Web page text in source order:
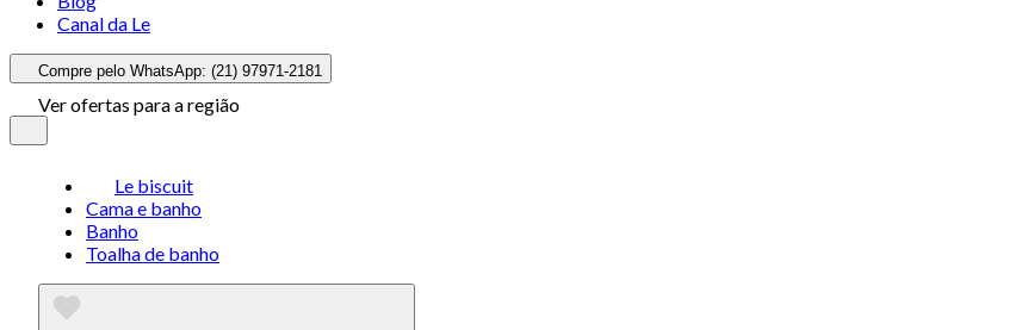
Canal da Le
Compre pelo WhatsApp: (21) 97971-2181
Ver ofertas para a região
Le biscuit
Cama e banho
Banho
Toalha de banho